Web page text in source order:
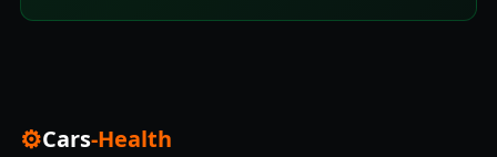
⚙Cars-Health